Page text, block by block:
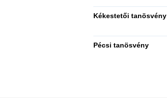
Kékestetői tanösvény
Pécsi tanösvény